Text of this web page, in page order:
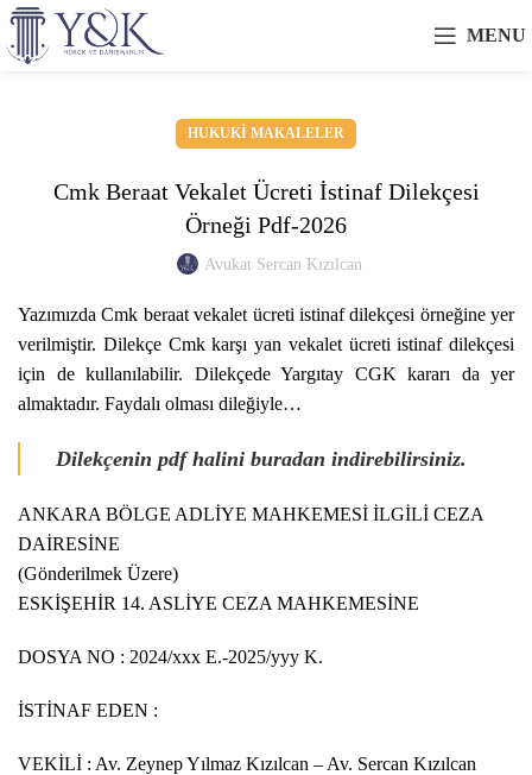
MENU
HUKUKI MAKALELER
Cmk Beraat Vekalet Ücreti İstinaf Dilekçesi
Örneği Pdf-2026
Avukat Sercan Kızılcan
Yazımızda Cmk beraat vekalet ücreti istinaf dilekçesi örneğine yer
verilmiştir. Dilekçe Cmk karşı yan vekalet ücreti istinaf dilekçesi
için de kullanılabilir. Dilekçede Yargıtay CGK kararı da yer
almaktadır. Faydalı olması dileğiyle…
Dilekçenin pdf halini buradan indirebilirsiniz.
ANKARA BÖLGE ADLİYE MAHKEMESİ İLGİLİ CEZA
DAİRESİNE
(Gönderilmek Üzere)
ESKİŞEHİR 14. ASLİYE CEZA MAHKEMESİNE
DOSYA NO : 2024/xxx E.-2025/yyy K.
İSTİNAF EDEN :
VEKİLİ : Av. Zeynep Yılmaz Kızılcan – Av. Sercan Kızılcan